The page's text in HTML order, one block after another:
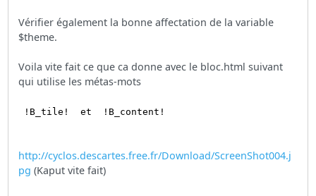
Vérifier également la bonne affectation de la variable
$theme.
Voila vite fait ce que ca donne avec le bloc.html suivant
qui utilise les métas-mots
!B_tile! et !B_content!
http://cyclos.descartes.free.fr/Download/ScreenShot004.j
pg (Kaput vite fait)